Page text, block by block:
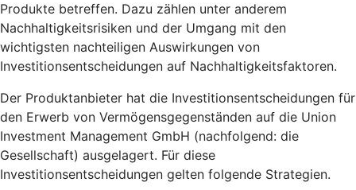
Produkte betreffen. Dazu zählen unter anderem
Nachhaltigkeitsrisiken und der Umgang mit den
wichtigsten nachteiligen Auswirkungen von
Investitionsentscheidungen auf Nachhaltigkeitsfaktoren.
Der Produktanbieter hat die Investitionsentscheidungen für
den Erwerb von Vermögensgegenständen auf die Union
Investment Management GmbH (nachfolgend: die
Gesellschaft) ausgelagert. Für diese
Investitionsentscheidungen gelten folgende Strategien.